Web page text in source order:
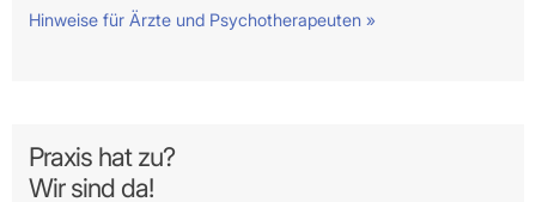
Hinweise für Ärzte und Psychotherapeuten »
Praxis hat zu?
Wir sind da!